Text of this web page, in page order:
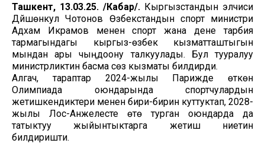
Ташкент, 13.03.25. /Кабар/. Кыргызстандын элчиси
Дүйшөнкул Чотонов Өзбекстандын спорт министри
Адхам Икрамов менен спорт жана дене тарбия
тармагындагы кыргыз-өзбек кызматташтыгын
мындан ары чыңдоону талкуулады. Бул тууралуу
министрликтин басма сөз кызматы билдирди.
Алгач, тараптар 2024-жылы Парижде өткөн
Олимпиада оюндарында спортчулардын
жетишкендиктери менен бири-бирин куттуктап, 2028-
жылы Лос-Анжелесте өтө турган оюндарда да
татыктуу жыйынтыктарга жетишүү ниетин
билдиришти.